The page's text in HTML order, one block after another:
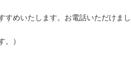
すめいたします。お電話いただけまし
）